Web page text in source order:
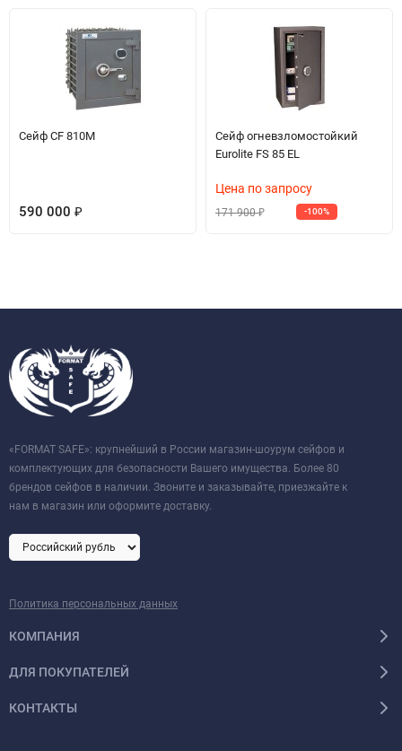
Сейф CF 810M
590 000 ₽
Сейф огневзломостойкий
Eurolite FS 85 EL
Цена по запросу
171 900₽ -100%
«FORMAT SAFE»: крупнейший в России магазин-шоурум сейфов и
комплектующих для безопасности Вашего имущества. Более 80
брендов сейфов в наличии. Звоните и заказывайте, приезжайте к
нам в магазин или оформите доставку.
Политика персональных данных
КОМПАНИЯ
ДЛЯ ПОКУПАТЕЛЕЙ
КОНТАКТЫ